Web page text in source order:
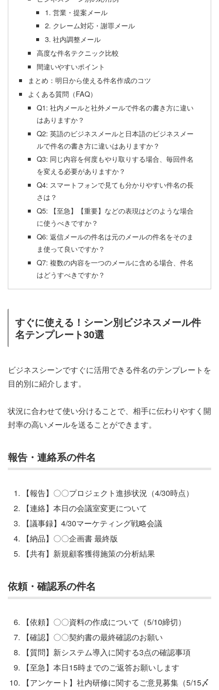
1. 営業・提案メール
2. クレーム対応・謝罪メール
3. 社内調整メール
高度な件名テクニック比較
間違いやすいポイント
まとめ：明日から使える件名作成のコツ
よくある質問（FAQ）
Q1: 社内メールと社外メールで件名の書き方に違い
はありますか？
Q2: 英語のビジネスメールと日本語のビジネスメー
ルで件名の書き方に違いはありますか？
Q3: 同じ内容を何度もやり取りする場合、毎回件名
を変える必要がありますか？
Q4: スマートフォンで見ても分かりやすい件名の長
さは？
Q5: 【至急】【重要】などの表現はどのような場合
に使うべきですか？
Q6: 返信メールの件名は元のメールの件名をそのま
ま使って良いですか？
Q7: 複数の内容を一つのメールに含める場合、件名
はどうすべきですか？
すぐに使える！シーン別ビジネスメール件
名テンプレート30選
ビジネスシーンですぐに活用できる件名のテンプレートを
目的別に紹介します。
状況に合わせて使い分けることで、相手に伝わりやすく開
封率の高いメールを送ることができます。
報告・連絡系の件名
【報告】〇〇プロジェクト進捗状況（4/30時点）
【連絡】本日の会議室変更について
【議事録】4/30マーケティング戦略会議
【納品】〇〇企画書 最終版
【共有】新規顧客獲得施策の分析結果
依頼・確認系の件名
【依頼】〇〇資料の作成について（5/10締切）
【確認】〇〇契約書の最終確認のお願い
【質問】新システム導入に関する3点の確認事項
【至急】本日15時までのご返答お願いします
【アンケート】社内研修に関するご意見募集（5/15〆